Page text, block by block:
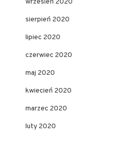
wrzesień 2020
sierpień 2020
lipiec 2020
czerwiec 2020
maj 2020
kwiecień 2020
marzec 2020
luty 2020